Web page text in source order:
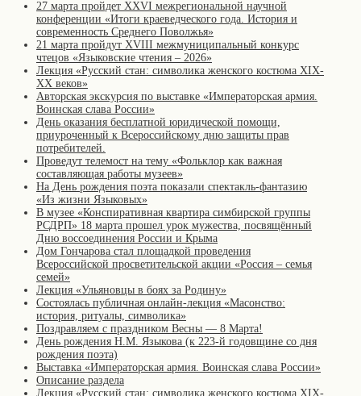
27 марта пройдет XXVI межрегиональной научной
конференции «Итоги краеведческого года. История и
современность Среднего Поволжья»
21 марта пройдут XVIII межмуниципальный конкурс
чтецов «Языковские чтения – 2026»
Лекция «Русский стан: символика женского костюма XIX-
XX веков»
Авторская экскурсия по выставке «Императорская армия.
Воинская слава России»
День оказания бесплатной юридической помощи,
приуроченный к Всероссийскому дню защиты прав
потребителей.
Проведут телемост на тему «Фольклор как важная
составляющая работы музеев»
На День рождения поэта показали спектакль-фантазию
«Из жизни Языковых»
В музее «Конспиративная квартира симбирской группы
РСДРП» 18 марта прошел урок мужества, посвящённый
Дню воссоединения России и Крыма
Дом Гончарова стал площадкой проведения
Всероссийской просветительской акции «Россия – семья
семей»
Лекция «Ульяновцы в боях за Родину»
Состоялась публичная онлайн-лекция «Масонство:
история, ритуалы, символика»
Поздравляем с праздником Весны — 8 Марта!
День рождения Н.М. Языкова (к 223-й годовщине со дня
рождения поэта)
Выставка «Императорская армия. Воинская слава России»
Описание раздела
Лекция «Русский стан: символика женского костюма XIX-